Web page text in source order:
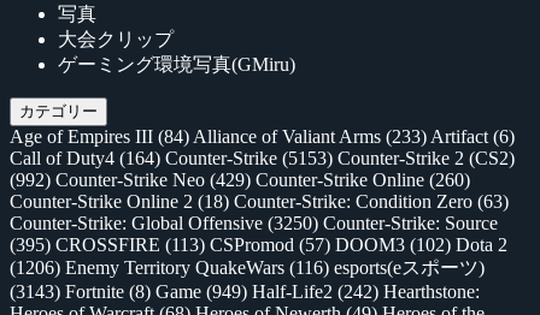
写真
大会クリップ
ゲーミング環境写真(GMiru)
カテゴリー
Age of Empires III (84) Alliance of Valiant Arms (233) Artifact (6)
Call of Duty4 (164) Counter-Strike (5153) Counter-Strike 2 (CS2)
(992) Counter-Strike Neo (429) Counter-Strike Online (260)
Counter-Strike Online 2 (18) Counter-Strike: Condition Zero (63)
Counter-Strike: Global Offensive (3250) Counter-Strike: Source
(395) CROSSFIRE (113) CSPromod (57) DOOM3 (102) Dota 2
(1206) Enemy Territory QuakeWars (116) esports(eスポーツ)
(3143) Fortnite (8) Game (949) Half-Life2 (242) Hearthstone: